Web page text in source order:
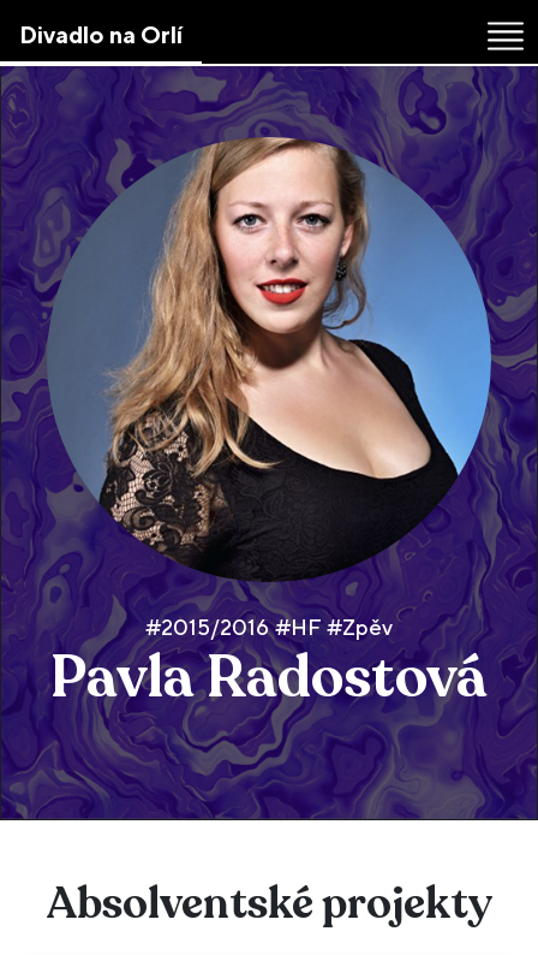
the
content
↷
Divadlo na Orlí
#2015/2016 #HF #Zpěv
Pavla Radostová
Absolventské projekty